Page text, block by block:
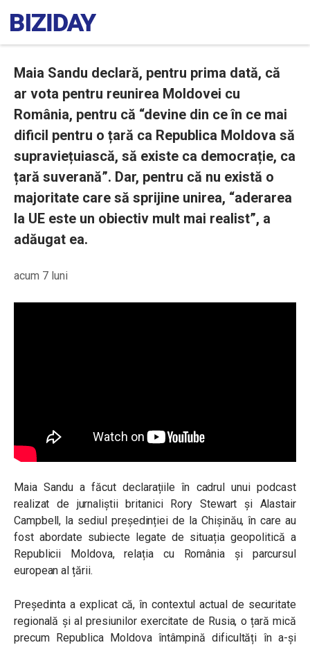
Maia Sandu declară, pentru prima dată, că
ar vota pentru reunirea Moldovei cu
România, pentru că “devine din ce în ce mai
dificil pentru o țară ca Republica Moldova să
supraviețuiască, să existe ca democrație, ca
țară suverană”. Dar, pentru că nu există o
majoritate care să sprijine unirea, “aderarea
la UE este un obiectiv mult mai realist”, a
adăugat ea.
acum 7 luni
Maia Sandu a făcut declarațiile în cadrul unui podcast
realizat de jurnaliștii britanici Rory Stewart și Alastair
Campbell, la sediul președinției de la Chișinău, în care au
fost abordate subiecte legate de situația geopolitică a
Republicii Moldova, relația cu România și parcursul
european al țării.
Președinta a explicat că, în contextul actual de securitate
regională și al presiunilor exercitate de Rusia, o țară mică
precum Republica Moldova întâmpină dificultăți în a-și